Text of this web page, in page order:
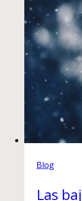
Blog
Las